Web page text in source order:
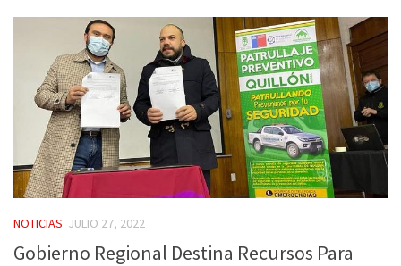
NOTICIAS JULIO 27, 2022
Gobierno Regional Destina Recursos Para